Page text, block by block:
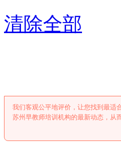
清除全部
我们客观公平地评价，让您找到最适
苏州早教师培训机构的最新动态，从